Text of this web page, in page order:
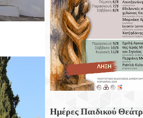
Προορισμούς Του
Ο Μονοκέφαλος Αετός Στη
Ποντιακή Πόλη
Το Ρολόι Στη
Δημοτικού Κήπου Χανίων
Ημέρες Παιδικού